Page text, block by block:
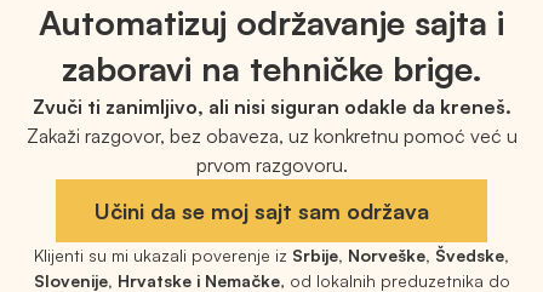
Automatizuj održavanje sajta i
zaboravi na tehničke brige.
Zvuči ti zanimljivo, ali nisi siguran odakle da kreneš.
Zakaži razgovor, bez obaveza, uz konkretnu pomoć već u
prvom razgovoru.
Učini da se moj sajt sam održava
Klijenti su mi ukazali poverenje iz Srbije, Norveške, Švedske,
Slovenije, Hrvatske i Nemačke, od lokalnih preduzetnika do